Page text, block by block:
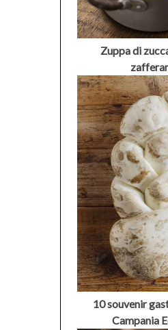
Zuppa di
10 souvenir
Campania